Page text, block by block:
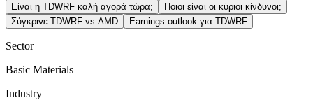
Είναι η TDWRF καλή αγορά τώρα;
Ποιοι είναι οι κύριοι κίνδυνοι;
Σύγκρινε TDWRF vs AMD
Earnings outlook για TDWRF
Sector
Basic Materials
Industry